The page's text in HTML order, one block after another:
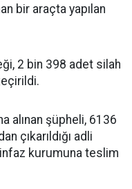
bir araçta yapılan
2 bin 398 adet silah
alınan şüpheli, 6136
çıkarıldığı adli
kurumuna teslim